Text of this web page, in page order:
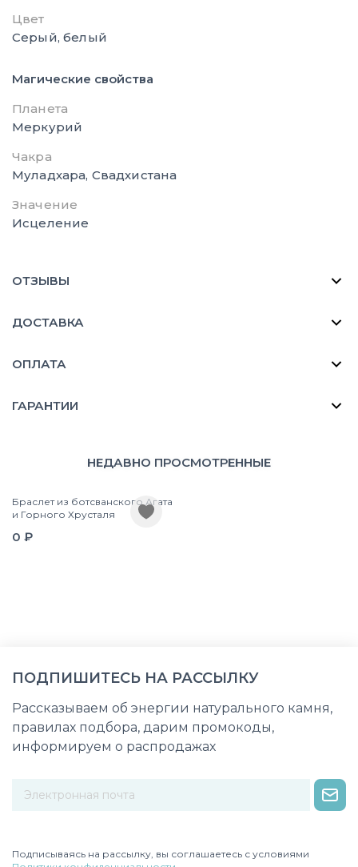
Цвет
Серый, белый
Магические свойства
Планета
Меркурий
Чакра
Муладхара, Свадхистана
Значение
Исцеление
ОТЗЫВЫ
ДОСТАВКА
ОПЛАТА
ГАРАНТИИ
НЕДАВНО ПРОСМОТРЕННЫЕ
Браслет из ботсванского Агата
и Горного Хрусталя
0 ₽
ПОДПИШИТЕСЬ НА РАССЫЛКУ
Рассказываем об энергии натурального камня,
правилах подбора, дарим промокоды,
информируем о распродажах
Подписываясь на рассылку, вы соглашаетесь с условиями